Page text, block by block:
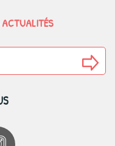
ACTUALITÉS